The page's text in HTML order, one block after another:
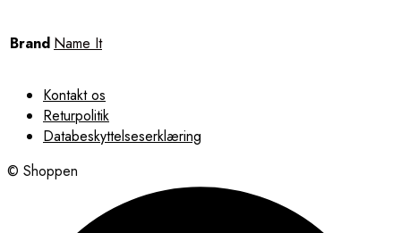
Brand Name It
Kontakt os
Returpolitik
Databeskyttelseserklæring
© Shoppen